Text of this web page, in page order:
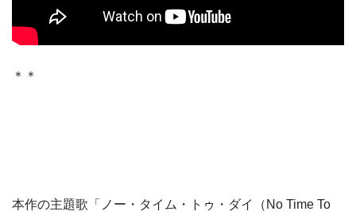
＊＊
本作の主題歌「ノー・タイム・トゥ・ダイ（No Time To